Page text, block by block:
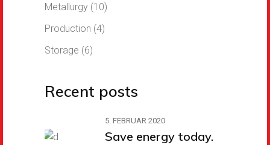
Metallurgy (10)
Production (4)
Storage (6)
Recent posts
5. FEBRUAR 2020
Save energy today.